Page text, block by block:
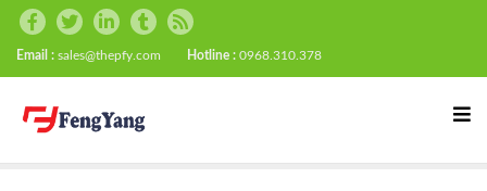
Email : sales@thepfy.com Hotline : 0968.310.378